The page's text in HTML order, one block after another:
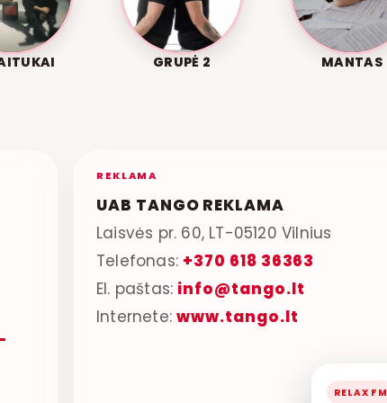
GRUPĖ 2 MANTAS
REKLAMA
UAB TANGO REKLAMA
Laisvės pr. 60, LT-05120 Vilnius
Telefonas: +370 618 36363
El. paštas: info@tango.lt
Internete:www.tango.lt
RELAX FM